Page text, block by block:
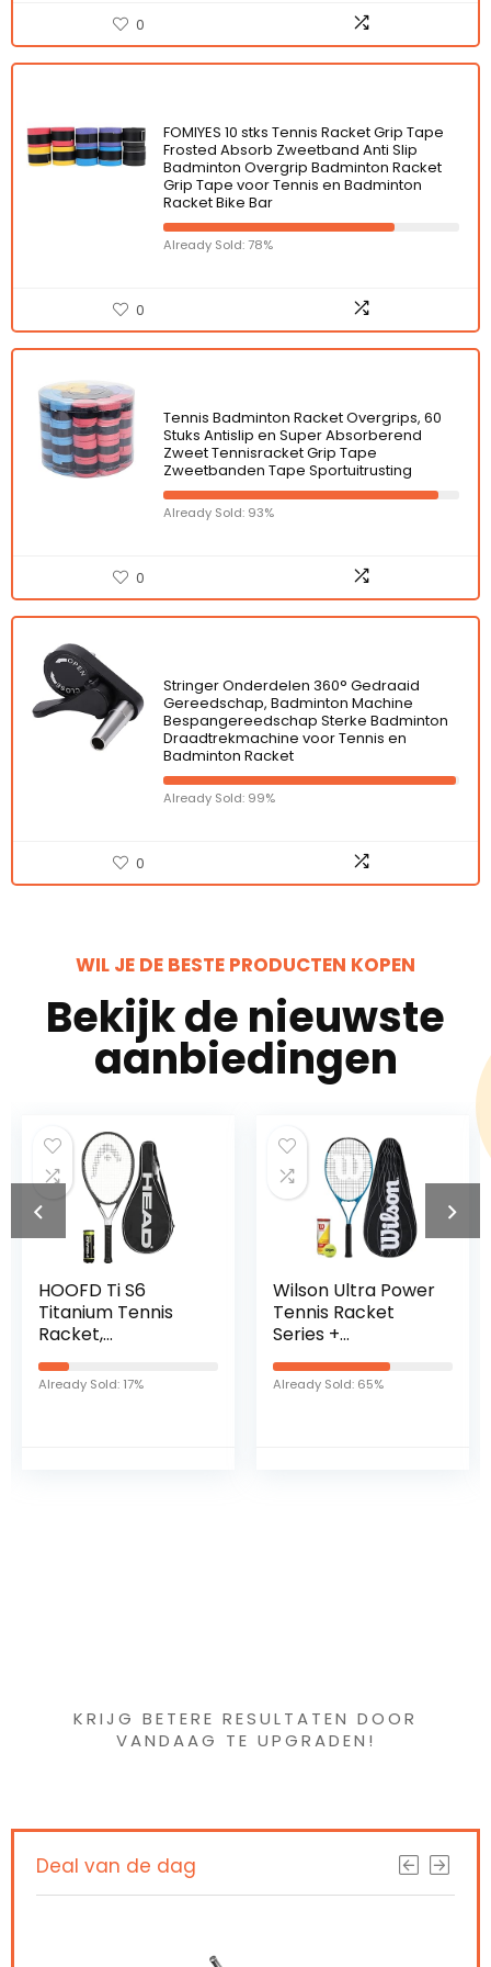
0
FOMIYES 10 stks Tennis Racket Grip Tape
Frosted Absorb Zweetband Anti Slip
Badminton Overgrip Badminton Racket
Grip Tape voor Tennis en Badminton
Racket Bike Bar
Already Sold: 78%
0
Tennis Badminton Racket Overgrips, 60
Stuks Antislip en Super Absorberend
Zweet Tennisracket Grip Tape
Zweetbanden Tape Sportuitrusting
Already Sold: 93%
0
Stringer Onderdelen 360° Gedraaid
Gereedschap, Badminton Machine
Bespangereedschap Sterke Badminton
Draadtrekmachine voor Tennis en
Badminton Racket
Already Sold: 99%
0
WIL JE DE BESTE PRODUCTEN KOPEN
Bekijk de nieuwste
aanbiedingen
Wilson Ultra Power
Tennis Racket
Series +
Performance
Cover & 3
Championship
Already Sold: 65%
Wilson Jeugd Slam
Tennis Racket
Already Sold: 82%
KRIJG BETERE RESULTATEN DOOR
VANDAAG TE UPGRADEN!
Deal van de dag